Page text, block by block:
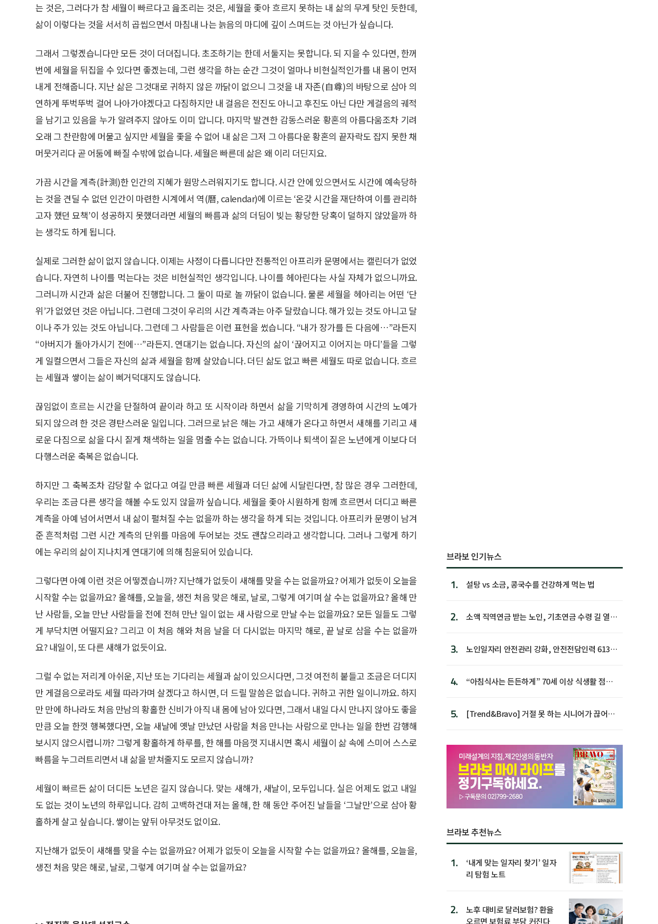
는 것은, 그러다가 참 세월이 빠르다고 읊조리는 것은, 세월을 좇아 흐르지 못하는 내 삶의 무게 탓인 듯한데,
삶이 이렇다는 것을 서서히 곱씹으면서 마침내 나는 늙음의 마디에 깊이 스며드는 것 아닌가 싶습니다.
그래서 그렇겠습니다만 모든 것이 더뎌집니다. 초조하기는 한데 서둘지는 못합니다. 되 지을 수 있다면, 한꺼
번에 세월을 뒤집을 수 있다면 좋겠는데, 그런 생각을 하는 순간 그것이 얼마나 비현실적인가를 내 몸이 먼저
내게 전해줍니다. 지난 삶은 그것대로 귀하지 않은 까닭이 없으니 그것을 내 자존(自尊)의 바탕으로 삼아 의
연하게 뚜벅뚜벅 걸어 나아가야겠다고 다짐하지만 내 걸음은 전진도 아니고 후진도 아닌 다만 게걸음의 궤적
을 남기고 있음을 누가 알려주지 않아도 이미 압니다. 마지막 발견한 감동스러운 황혼의 아름다움조차 기려
오래 그 찬란함에 머물고 싶지만 세월을 좇을 수 없어 내 삶은 그저 그 아름다운 황혼의 끝자락도 잡지 못한 채
머뭇거리다 곧 어둠에 빠질 수밖에 없습니다. 세월은 빠른데 삶은 왜 이리 더딘지요.
가끔 시간을 계측(計測)한 인간의 지혜가 원망스러워지기도 합니다. 시간 안에 있으면서도 시간에 예속당하
는 것을 견딜 수 없던 인간이 마련한 시계에서 역(曆, calendar)에 이르는 ‘온갖 시간을 재단하여 이를 관리하
고자 했던 묘책’이 성공하지 못했더라면 세월의 빠름과 삶의 더딤이 빚는 황당한 당혹이 덜하지 않았을까 하
는 생각도 하게 됩니다.
실제로 그러한 삶이 없지 않습니다. 이제는 사정이 다릅니다만 전통적인 아프리카 문명에서는 캘린더가 없었
습니다. 자연히 나이를 먹는다는 것은 비현실적인 생각입니다. 나이를 헤아린다는 사실 자체가 없으니까요.
그러니까 시간과 삶은 더불어 진행합니다. 그 둘이 따로 놀 까닭이 없습니다. 물론 세월을 헤아리는 어떤 ‘단
위’가 없었던 것은 아닙니다. 그런데 그것이 우리의 시간 계측과는 아주 달랐습니다. 해가 있는 것도 아니고 달
이나 주가 있는 것도 아닙니다. 그런데 그 사람들은 이런 표현을 썼습니다. “내가 장가를 든 다음에…”라든지
“아버지가 돌아가시기 전에…”라든지. 연대기는 없습니다. 자신의 삶이 ‘끊어지고 이어지는 마디’들을 그렇
게 일컬으면서 그들은 자신의 삶과 세월을 함께 살았습니다. 더딘 삶도 없고 빠른 세월도 따로 없습니다. 흐르
는 세월과 쌓이는 삶이 삐거덕대지도 않습니다.
끊임없이 흐르는 시간을 단절하여 끝이라 하고 또 시작이라 하면서 삶을 기막히게 경영하여 시간의 노예가
되지 않으려 한 것은 경탄스러운 일입니다. 그러므로 낡은 해는 가고 새해가 온다고 하면서 새해를 기리고 새
로운 다짐으로 삶을 다시 짙게 채색하는 일을 멈출 수는 없습니다. 가뜩이나 퇴색이 짙은 노년에게 이보다 더
다행스러운 축복은 없습니다.
하지만 그 축복조차 감당할 수 없다고 여길 만큼 빠른 세월과 더딘 삶에 시달린다면, 참 많은 경우 그러한데,
우리는 조금 다른 생각을 해볼 수도 있지 않을까 싶습니다. 세월을 좇아 시원하게 함께 흐르면서 더디고 빠른
계측을 아예 넘어서면서 내 삶이 펼쳐질 수는 없을까 하는 생각을 하게 되는 것입니다. 아프리카 문명이 남겨
준 흔적처럼 그런 시간 계측의 단위를 마음에 두어보는 것도 괜찮으리라고 생각합니다. 그러나 그렇게 하기
에는 우리의 삶이 지나치게 연대기에 의해 침윤되어 있습니다.
그렇다면 아예 이런 것은 어떻겠습니까? 지난해가 없듯이 새해를 맞을 수는 없을까요? 어제가 없듯이 오늘을
시작할 수는 없을까요? 올해를, 오늘을, 생전 처음 맞은 해로, 날로, 그렇게 여기며 살 수는 없을까요? 올해 만
난 사람들, 오늘 만난 사람들을 전에 전혀 만난 일이 없는 새 사람으로 만날 수는 없을까요? 모든 일들도 그렇
게 부닥치면 어떨지요? 그리고 이 처음 해와 처음 날을 더 다시없는 마지막 해로, 끝 날로 삼을 수는 없을까
요? 내일이, 또 다른 새해가 없듯이요.
그럴 수 없는 저리게 아쉬운, 지난 또는 기다리는 세월과 삶이 있으시다면, 그것 여전히 붙들고 조금은 더디지
만 게걸음으로라도 세월 따라가며 살겠다고 하시면, 더 드릴 말씀은 없습니다. 귀하고 귀한 일이니까요. 하지
만 만에 하나라도 처음 만남의 황홀한 신비가 아직 내 몸에 남아 있다면, 그래서 내일 다시 만나지 않아도 좋을
만큼 오늘 한껏 행복했다면, 오늘 새날에 옛날 만났던 사람을 처음 만나는 사람으로 만나는 일을 한번 감행해
보시지 않으시렵니까? 그렇게 황홀하게 하루를, 한 해를 마음껏 지내시면 혹시 세월이 삶 속에 스미어 스스로
빠름을 누그러트리면서 내 삶을 받쳐줄지도 모르지 않습니까?
세월이 빠르든 삶이 더디든 노년은 길지 않습니다. 맞는 새해가, 새날이, 모두입니다. 실은 어제도 없고 내일
도 없는 것이 노년의 하루입니다. 감히 고백하건대 저는 올해, 한 해 동안 주어진 날들을 ‘그날만’으로 삼아 황
홀하게 살고 싶습니다. 쌓이는 앞뒤 아무것도 없이요.
지난해가 없듯이 새해를 맞을 수는 없을까요? 어제가 없듯이 오늘을 시작할 수는 없을까요? 올해를, 오늘을,
생전 처음 맞은 해로, 날로, 그렇게 여기며 살 수는 없을까요?
브라보 인기뉴스
1. 설탕 vs 소금, 콩국수를 건강하게 먹는 법
2.
소액 직역연금 받는 노인, 기초연금 수령 길 열린
3.
노인일자리 안전관리 강화, 안전전담인력 613명
4.
“아침식사는 든든하게” 70세 이상 식생활 점수
5.
[Trend&Bravo] 거절 못 하는 시니어가 끊어야
브라보 추천뉴스
1.
‘내게 맞는 일자리 찾기’ 일자
리 탐험 노트
2.
노후 대비로 달러보험? 환율
오르면 보험료 부담 커진다